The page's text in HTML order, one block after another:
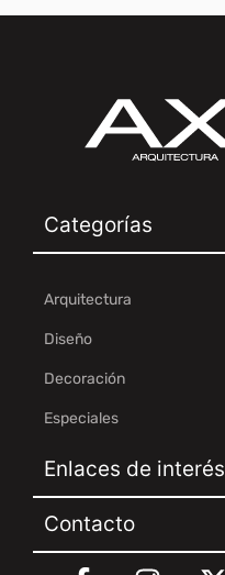
Categorías
Arquitectura
Diseño
Decoración
Especiales
Enlaces de interés
Contacto